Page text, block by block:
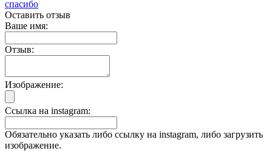
спасибо
Оставить отзыв
Ваше имя:
Отзыв:
Изображение:
Ссылка на instagram:
Обязательно указать либо ссылку на instagram, либо загрузить
изображение.